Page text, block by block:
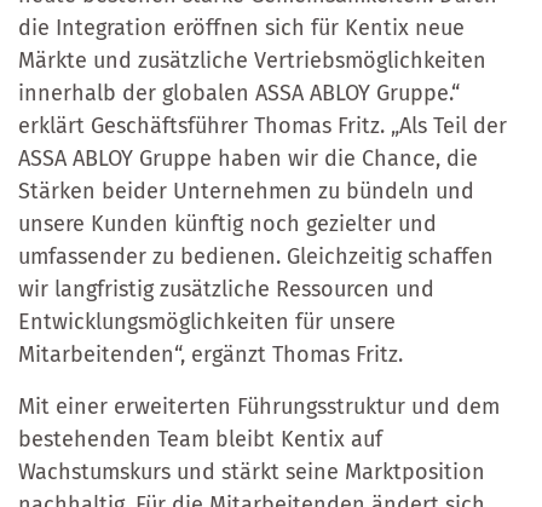
die Integration eröffnen sich für Kentix neue
Märkte und zusätzliche Vertriebsmöglichkeiten
innerhalb der globalen ASSA ABLOY Gruppe.“
erklärt Geschäftsführer Thomas Fritz. „Als Teil der
ASSA ABLOY Gruppe haben wir die Chance, die
Stärken beider Unternehmen zu bündeln und
unsere Kunden künftig noch gezielter und
umfassender zu bedienen. Gleichzeitig schaffen
wir langfristig zusätzliche Ressourcen und
Entwicklungsmöglichkeiten für unsere
Mitarbeitenden“, ergänzt Thomas Fritz.
Mit einer erweiterten Führungsstruktur und dem
bestehenden Team bleibt Kentix auf
Wachstumskurs und stärkt seine Marktposition